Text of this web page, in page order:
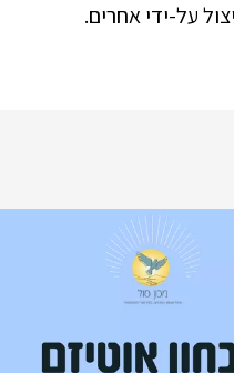
על-ידי אחרים.